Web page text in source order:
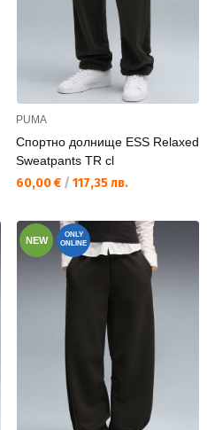
PUMA
Спортно долнище ESS Relaxed
Sweatpants TR cl
Текуща цена:
60,00 € / 117,35 лв.
NEW
ONLY
ONLINE